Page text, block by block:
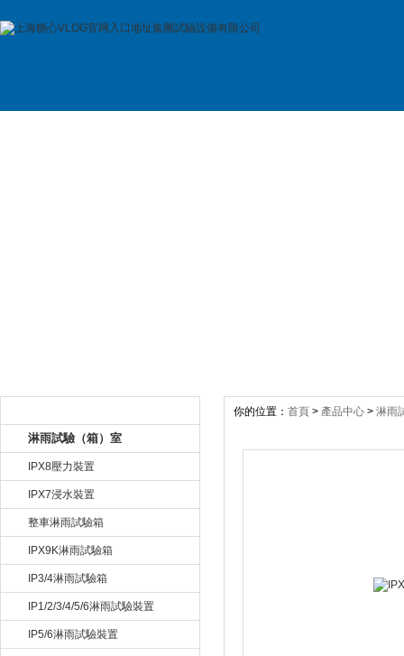
淋雨試驗（箱）室
IPX8壓力裝置
IPX7浸水裝置
整車淋雨試驗箱
IPX9K淋雨試驗箱
IP3/4淋雨試驗箱
IP1/2/3/4/5/6淋雨試驗裝置
IP5/6淋雨試驗裝置
你的位置： 首頁 > 產品中心 > 淋雨